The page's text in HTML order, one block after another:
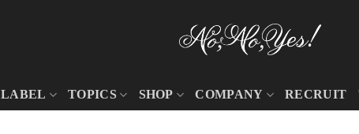
LABEL TOPICS SHOP COMPANY RECRUIT